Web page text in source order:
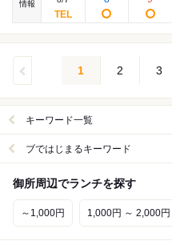
情報
1 2 3
キーワード一覧
ブではじまるキーワード
御所周辺でランチを探す
～1,000円 1,000円 ～ 2,000円